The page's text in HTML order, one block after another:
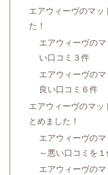
エアウィーヴのマッ
た！
エアウィーヴの
い口コミ３件
エアウィーヴの
良い口コミ６件
エアウィーヴのマッ
とめました！
エアウィーヴの
～悪い口コミを１
エアウィーヴの